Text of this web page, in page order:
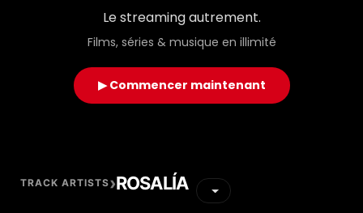
Le streaming autrement.
Films, séries & musique en illimité
▶ Commencer maintenant
TRACK ARTISTS›ROSALÍA